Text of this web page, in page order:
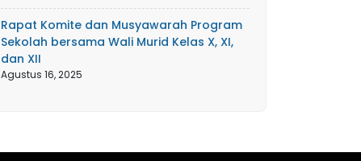
Rapat Komite dan Musyawarah Program
Sekolah bersama Wali Murid Kelas X, XI,
dan XII
Agustus 16, 2025